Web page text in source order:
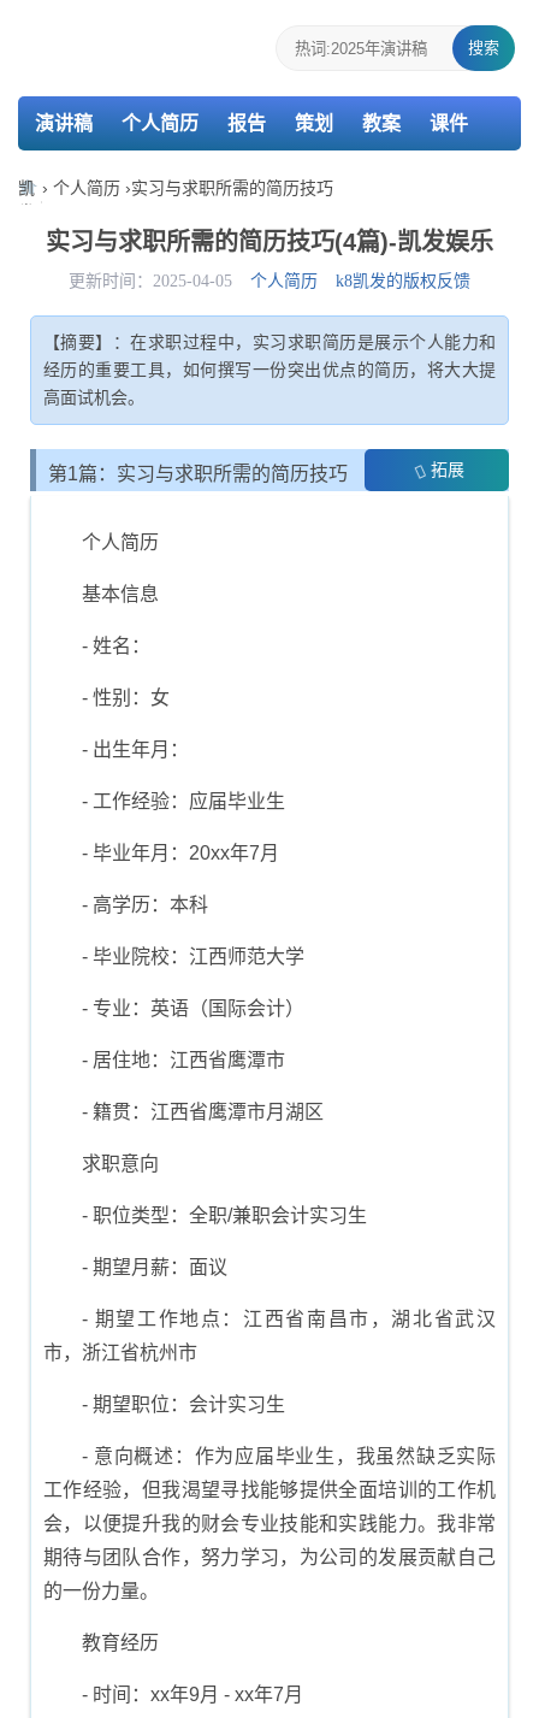
搜索
演讲稿 个人简历 报告 策划 教案 课件
检讨书 主持词
凯 › 个人简历 ›实习与求职所需的简历技巧
实习与求职所需的简历技巧(4篇)-凯发娱乐
更新时间：2025-04-05 个人简历 k8凯发的版权反馈
【摘要】：在求职过程中，实习求职简历是展示个人能力和
经历的重要工具，如何撰写一份突出优点的简历，将大大提
高面试机会。
第1篇：实习与求职所需的简历技巧 拓展
个人简历
基本信息
- 姓名：
- 性别：女
- 出生年月：
- 工作经验：应届毕业生
- 毕业年月：20xx年7月
- 高学历：本科
- 毕业院校：江西师范大学
- 专业：英语（国际会计）
- 居住地：江西省鹰潭市
- 籍贯：江西省鹰潭市月湖区
求职意向
- 职位类型：全职/兼职会计实习生
- 期望月薪：面议
- 期望工作地点：江西省南昌市，湖北省武汉
市，浙江省杭州市
- 期望职位：会计实习生
- 意向概述：作为应届毕业生，我虽然缺乏实际
工作经验，但我渴望寻找能够提供全面培训的工作机
会，以便提升我的财会专业技能和实践能力。我非常
期待与团队合作，努力学习，为公司的发展贡献自己
的一份力量。
教育经历
- 时间：xx年9月 - xx年7月